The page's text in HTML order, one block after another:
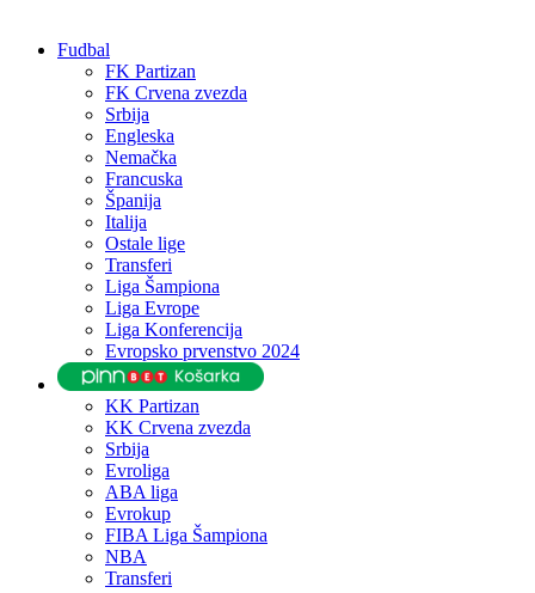
Fudbal
FK Partizan
FK Crvena zvezda
Srbija
Engleska
Nemačka
Francuska
Španija
Italija
Ostale lige
Transferi
Liga Šampiona
Liga Evrope
Liga Konferencija
Evropsko prvenstvo 2024
KK Partizan
KK Crvena zvezda
Srbija
Evroliga
ABA liga
Evrokup
FIBA Liga Šampiona
NBA
Transferi